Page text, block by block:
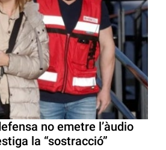
no emetre l’àudio
la “sostracció”